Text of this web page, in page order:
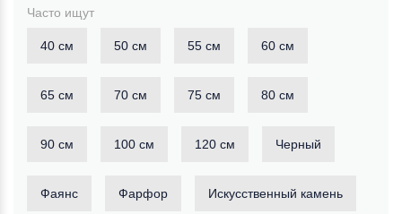
Часто ищут
40 см 50 см 55 см 60 см
65 см 70 см 75 см 80 см
90 см 100 см 120 см Черный
Фаянс Фарфор Искусственный камень